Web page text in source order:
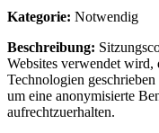
Kategorie: Notwendig
Beschreibung:
Websites verwendet
Technologien
um eine anonymisierte
aufrechtzuerhalten.